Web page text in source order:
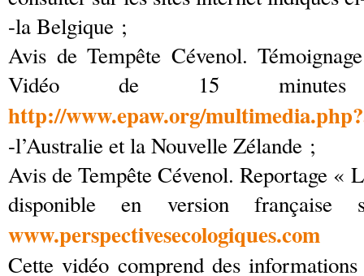
-la Belgique ;
Avis de Tempête Cévenol.
Vidéo de 15
http://www.epaw.org/
-l’Australie et la Nouvelle Zélande ;
Avis de Tempête Cévenol. Reportage «
disponible en version
www.perspectivesecologiques.com
Cette vidéo comprend des